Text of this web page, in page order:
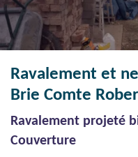
Ravalement et
Brie Comte
Ravalement projeté
Couverture